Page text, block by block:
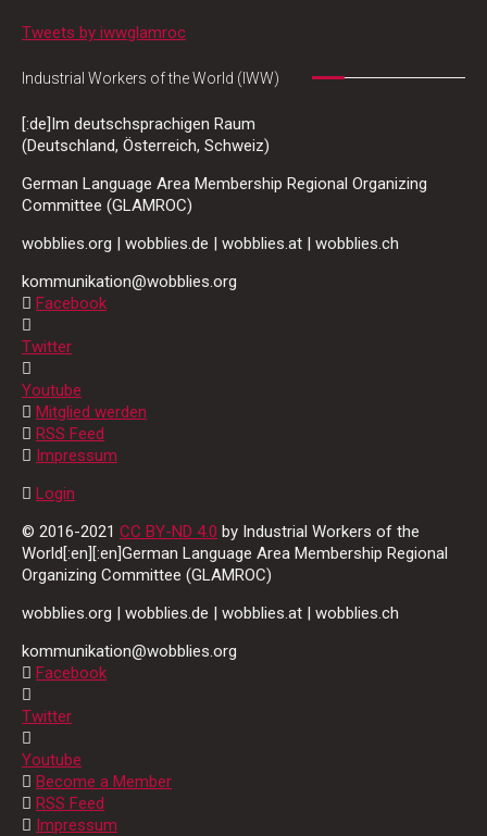
Tweets by iwwglamroc
Industrial Workers of the World (IWW)
[:de]Im deutschsprachigen Raum
(Deutschland, Österreich, Schweiz)
German Language Area Membership Regional Organizing
Committee (GLAMROC)
wobblies.org | wobblies.de | wobblies.at | wobblies.ch
kommunikation@wobblies.org
Facebook
Twitter
Youtube
Mitglied werden
RSS Feed
Impressum
Login
© 2016-2021 CC BY-ND 4.0 by Industrial Workers of the
World[:en][:en]German Language Area Membership Regional
Organizing Committee (GLAMROC)
wobblies.org | wobblies.de | wobblies.at | wobblies.ch
kommunikation@wobblies.org
Facebook
Twitter
Youtube
Become a Member
RSS Feed
Impressum